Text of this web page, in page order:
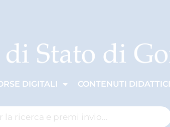
DIGITALI CONTENUTI DIDATTICI